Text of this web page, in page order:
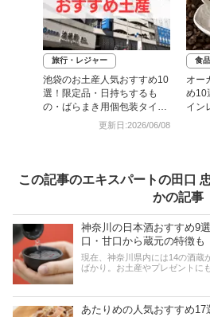
旅行・レジャー
池袋のお土産人気おすすめ10
選！限定品・日持ちするも
の・ばらまき用個包装タイプ
更新日:2026/06/08
食
オー
め10
イン
この記事のエキスパートの田口
かの記事
神奈川の日本酒おすすめ9
口・甘口から蔵元の特徴も
現在、神奈川県内には14の酒蔵
ばかり。お土産やプレゼントに
買おうか悩む方も多いはず。そ
田口忠臣（TORA）さんと編集
ご紹介します！甘口・辛口で飲
た、記事後半には通販サイトの
あたりめの人気おすすめ17